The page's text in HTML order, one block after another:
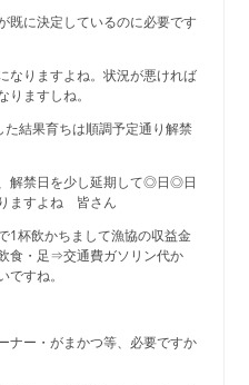
既に決定しているのに必要です
なりますよね。状況が悪ければ
ますしね。
結果育ちは順調予定通り解禁
解禁日を少し延期して◎日◎日
ますよね 皆さん
1杯飲かちまして漁協の収益金
食・足⇒交通費ガソリン代か
すね。
ナー・がまかつ等、必要ですか